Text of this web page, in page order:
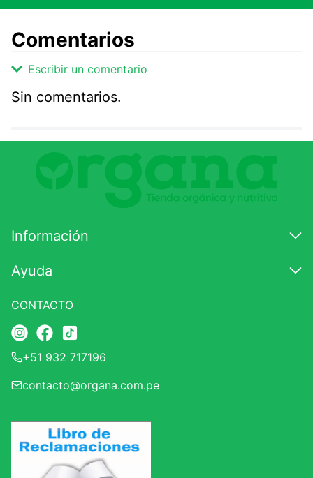
Comentarios
Escribir un comentario
Comentario
Califique el producto de 1 a 5 estrellas
★★★
Correo electrónico
ENVIAR COMENTARIO
Sin comentarios.
Información
Ayuda
CONTACTO
+51 932 717196
contacto@organa.com.pe